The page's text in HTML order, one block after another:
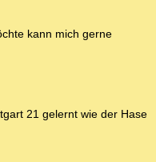
kann mich gerne
21 gelernt wie der Hase